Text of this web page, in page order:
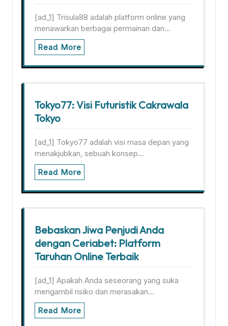
[ad_1] Trisula88 adalah platform online yang
menawarkan berbagai permainan dan…
Read More
Tokyo77: Visi Futuristik Cakrawala
Tokyo
[ad_1] Tokyo77 adalah visi masa depan yang
menakjubkan, sebuah konsep…
Read More
Bebaskan Jiwa Penjudi Anda
dengan Ceriabet: Platform
Taruhan Online Terbaik
[ad_1] Apakah Anda seseorang yang suka
mengambil risiko dan merasakan…
Read More